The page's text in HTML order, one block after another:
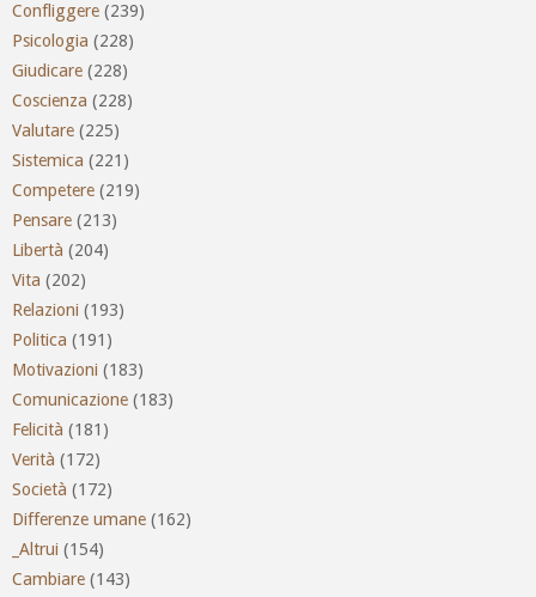
Confliggere (239)
Psicologia (228)
Giudicare (228)
Coscienza (228)
Valutare (225)
Sistemica (221)
Competere (219)
Pensare (213)
Libertà (204)
Vita (202)
Relazioni (193)
Politica (191)
Motivazioni (183)
Comunicazione (183)
Felicità (181)
Verità (172)
Società (172)
Differenze umane (162)
_Altrui (154)
Cambiare (143)